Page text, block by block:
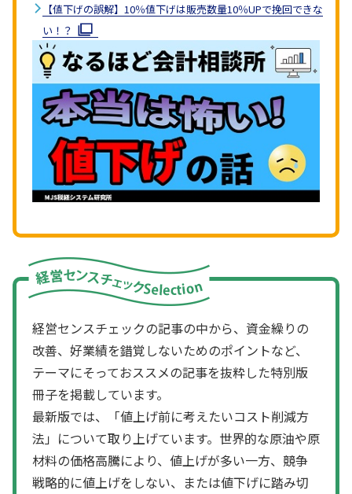
【値下げの誤解】10％値下げは販売数量10％UPで挽回できな
い！？
経営センスチェックの記事の中から、資金繰りの
改善、好業績を錯覚しないためのポイントなど、
テーマにそっておススメの記事を抜粋した特別版
冊子を掲載しています。
最新版では、「値上げ前に考えたいコスト削減方
法」について取り上げています。世界的な原油や原
材料の価格高騰により、値上げが多い一方、競争
戦略的に値上げをしない、または値下げに踏み切